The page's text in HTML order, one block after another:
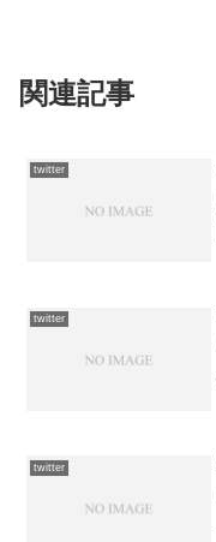
関連記事
twitter
twitter
twitter